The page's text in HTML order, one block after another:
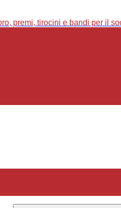
premi, tirocini e bandi per il